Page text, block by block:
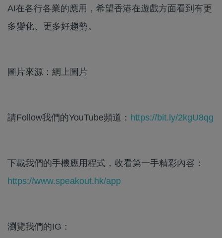
AI在各行各業的應用，希望香港在遊戲方面看到有更
多變化、更多好趨勢。
圖片來源：網上圖片
請Follow我們的YouTube頻道： https://bit.ly/2kgU8qg
下載我們的手機應用程式，收看第一手精彩內容：
https://www.speakout.hk/app
瀏覽我們的IG：